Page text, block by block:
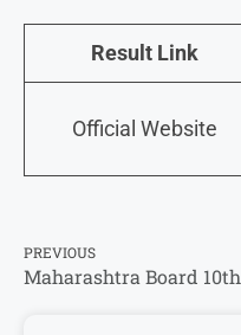
Result Link
Official Website
PREVIOUS